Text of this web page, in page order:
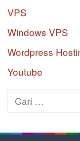
VPS
Windows VPS
Wordpress
Youtube
Cari